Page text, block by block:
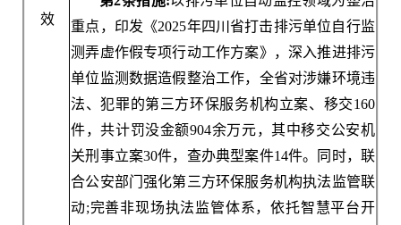
效
重点，印发《2025年四川省打击排污单位自行监
测弄虚作假专项行动工作方案》，深入推进排污
单位监测数据造假整治工作，全省对涉嫌环境违
法、犯罪的第三方环保服务机构立案、移交160
件，共计罚没金额904余万元，其中移交公安机
关刑事立案30件，查办典型案件14件。同时，联
合公安部门强化第三方环保服务机构执法监管联
动;完善非现场执法监管体系，依托智慧平台开